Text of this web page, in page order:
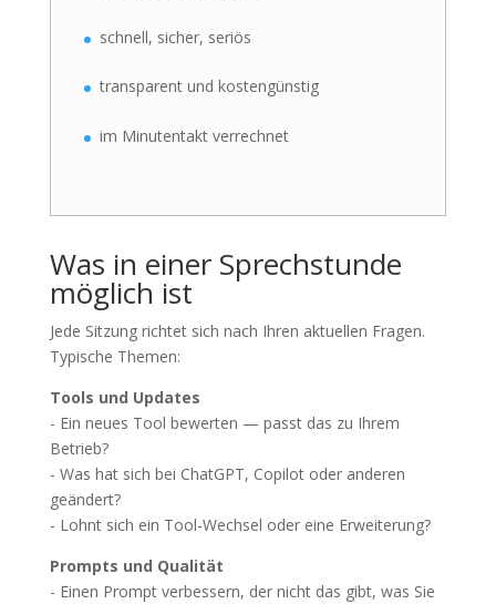
schnell, sicher, seriös
transparent und kostengünstig
im Minutentakt verrechnet
Was in einer Sprechstunde
möglich ist
Jede Sitzung richtet sich nach Ihren aktuellen Fragen.
Typische Themen:
Tools und Updates
- Ein neues Tool bewerten — passt das zu Ihrem
Betrieb?
- Was hat sich bei ChatGPT, Copilot oder anderen
geändert?
- Lohnt sich ein Tool-Wechsel oder eine Erweiterung?
Prompts und Qualität
- Einen Prompt verbessern, der nicht das gibt, was Sie